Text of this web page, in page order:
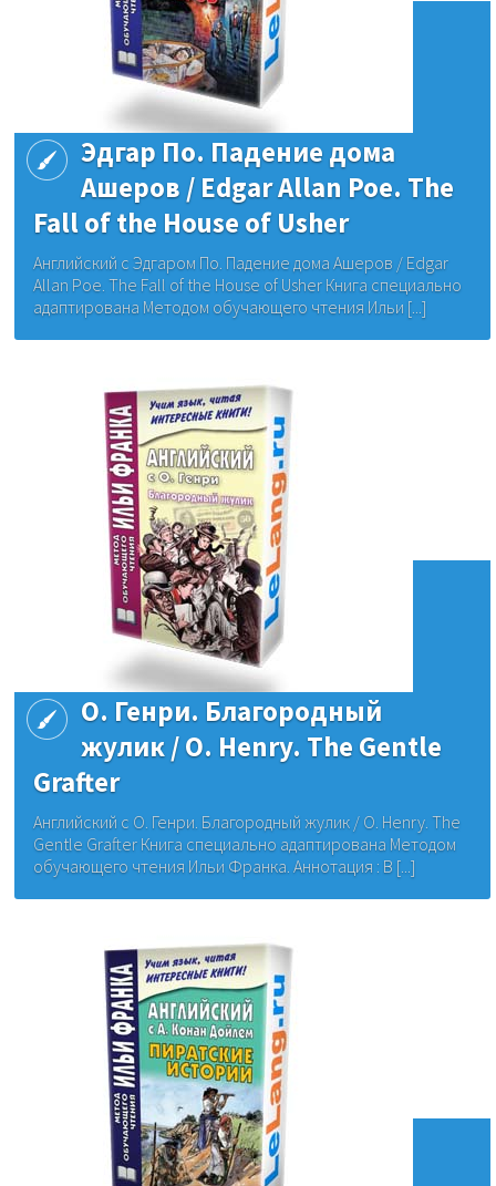
Эдгар По. Падение дома
Ашеров / Edgar Allan Poe. The
Fall of the House of Usher
Английский с Эдгаром По. Падение дома Ашеров / Edgar
Allan Poe. The Fall of the House of Usher Книга специально
адаптирована Методом обучающего чтения Ильи [...]
О. Генри. Благородный
жулик / O. Henry. The Gentle
Grafter
Английский с О. Генри. Благородный жулик / O. Henry. The
Gentle Grafter Книга специально адаптирована Методом
обучающего чтения Ильи Франка. Аннотация : В [...]